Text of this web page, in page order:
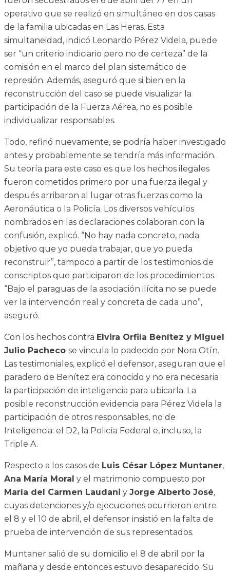
operativo que se realizó en simultáneo en dos casas
de la familia ubicadas en Las Heras. Esta
simultaneidad, indicó Leonardo Pérez Videla, puede
ser “un criterio indiciario pero no de certeza” de la
comisión en el marco del plan sistemático de
represión. Además, aseguró que si bien en la
reconstrucción del caso se puede visualizar la
participación de la Fuerza Aérea, no es posible
individualizar responsables.
Todo, refirió nuevamente, se podría haber investigado
antes y probablemente se tendría más información.
Su teoría para este caso es que los hechos ilegales
fueron cometidos primero por una fuerza ilegal y
después arribaron al lugar otras fuerzas como la
Aeronáutica o la Policía. Los diversos vehículos
nombrados en las declaraciones colaboran con la
confusión, explicó. “No hay nada concreto, nada
objetivo que yo pueda trabajar, que yo pueda
reconstruir”, tampoco a partir de los testimonios de
conscriptos que participaron de los procedimientos.
“Bajo el paraguas de la asociación ilícita no se puede
ver la intervención real y concreta de cada uno”,
aseguró.
Con los hechos contra Elvira Orfila Benítez y Miguel
Julio Pacheco se vincula lo padecido por Nora Otín.
Las testimoniales, explicó el defensor, aseguran que el
paradero de Benítez era conocido y no era necesaria
la participación de inteligencia para ubicarla. La
posible reconstrucción evidencia para Pérez Videla la
participación de otros responsables, no de
Inteligencia: el D2, la Policía Federal e, incluso, la
Triple A.
Respecto a los casos de Luis César López Muntaner,
Ana María Moral y el matrimonio compuesto por
María del Carmen Laudani y Jorge Alberto José,
cuyas detenciones y/o ejecuciones ocurrieron entre
el 8 y el 10 de abril, el defensor insistió en la falta de
prueba de intervención de sus representados.
Muntaner salió de su domicilio el 8 de abril por la
mañana y desde entonces estuvo desaparecido. Su